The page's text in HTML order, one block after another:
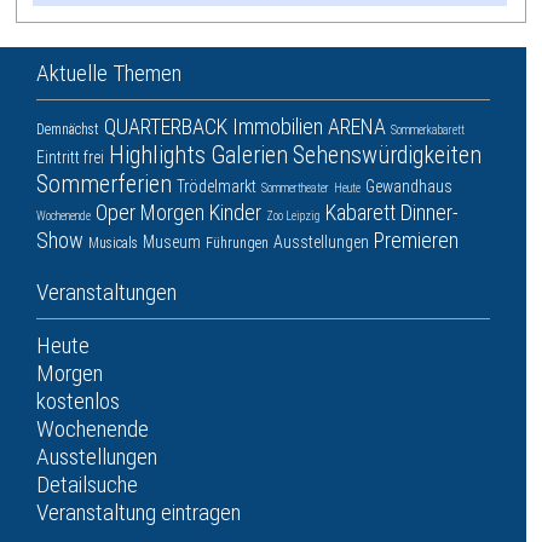
Aktuelle Themen
Demnächst QUARTERBACK Immobilien ARENA Sommerkabarett
Eintritt frei Highlights Galerien Sehenswürdigkeiten
Sommerferien Trödelmarkt Sommertheater Heute Gewandhaus
Wochenende Oper Morgen Kinder Zoo Leipzig Kabarett Dinner-
Show Musicals Museum Führungen Ausstellungen Premieren
Veranstaltungen
Heute
Morgen
kostenlos
Wochenende
Ausstellungen
Detailsuche
Veranstaltung eintragen